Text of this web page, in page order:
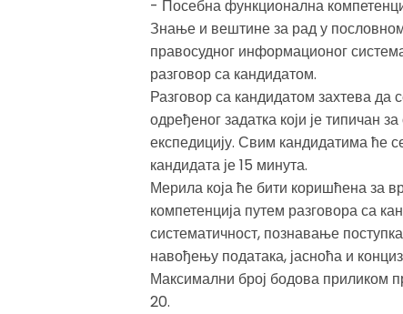
- Посебна функционална
Знање и вештине за рад у
правосудног информационог
разговор са кандидатом.
Разговор са кандидатом захтева
одређеног задатка који је типичан
експедицију. Свим кандидатима ће
кандидата је 15 минута.
Мерила која ће бити коришћена за
компетенција путем разговора са
систематичност, познавање
навођењу података, јасноћа и
Максимални број бодова приликом
20.